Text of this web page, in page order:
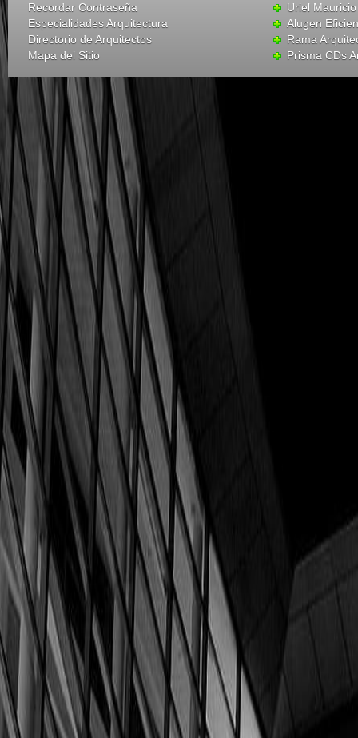
Recordar Contraseña
Especialidades Arquitectura
Directorio de Arquitectos
Mapa del Sitio
Uriel
Alugen
Rama
Prisma CDs